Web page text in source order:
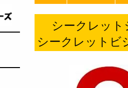
シークレッ
シークレットビ